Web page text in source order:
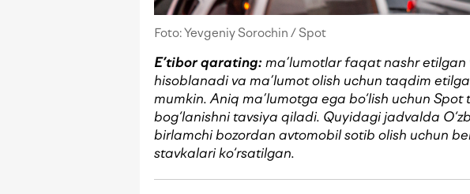
Foto: Yevgeniy Sorochin / Spot
E’tibor qarating: ma’lumotlar faqat nashr
hisoblanadi va ma’lumot olish uchun taqdim
mumkin. Aniq ma’lumotga ega bo‘lish uchun Spot
bog‘lanishni tavsiya qiladi. Quyidagi jadvalda
birlamchi bozordan avtomobil sotib olish uchun
stavkalari ko‘rsatilgan.